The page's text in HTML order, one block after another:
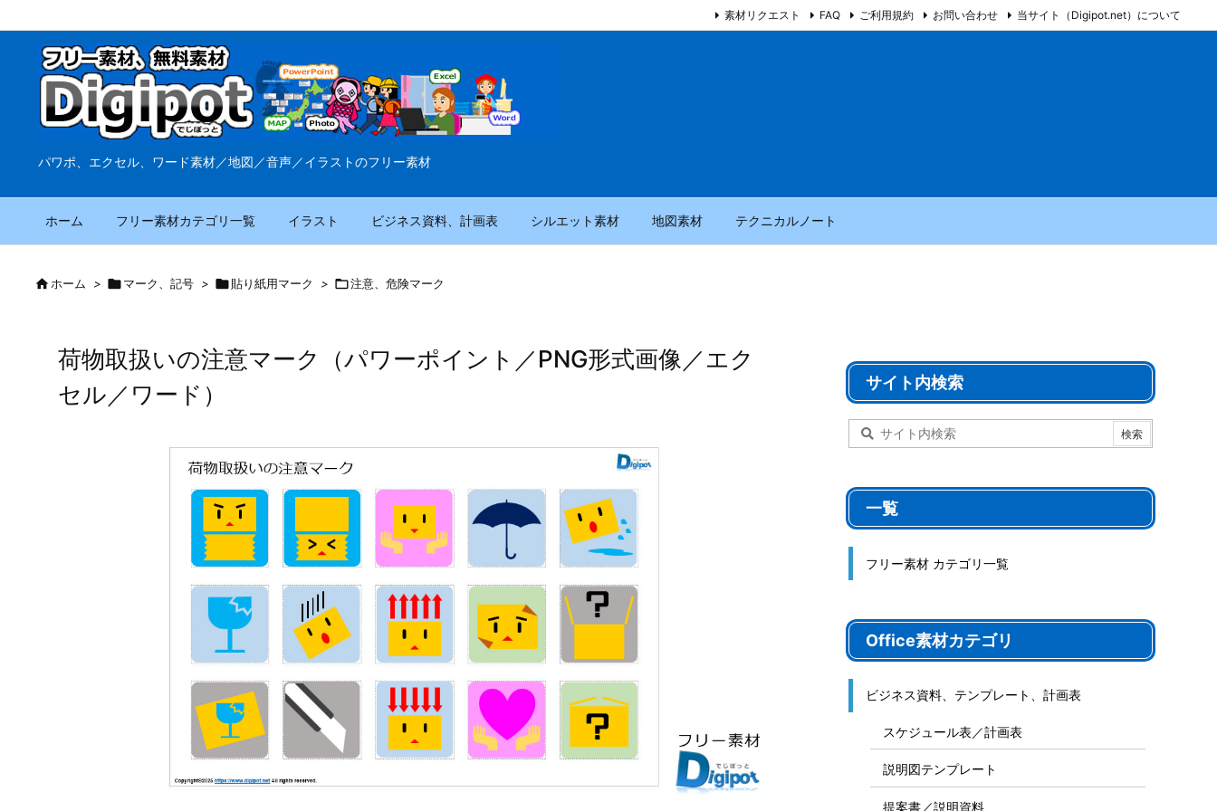
パワポ、エクセル、ワード素材／地図／音声／イラストのフリー素材
ホーム フリー素材カテゴリ一覧 イラスト ビジネス資料、計画表 シルエット素材 地図素材 テクニカルノート
素材リクエスト FAQ ご利用規約 お問い合わせ 当サイト（Digipot.net）について
ホーム > マーク、記号 > 貼り紙用マーク > 注意、危険マーク
荷物取扱いの注意マーク（パワーポイント／PNG形式画像／エク
セル／ワード）
サイト内検索
一覧
フリー素材 カテゴリ一覧
Office素材カテゴリ
ビジネス資料、テンプレート、計画表
スケジュール表／計画表
説明図テンプレート
提案書／説明資料